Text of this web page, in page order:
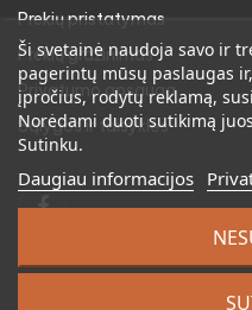
Prekių pristatymas
Prekių gražinimas
Privatumo apsauga
Sąlygos ir taisyklės
Ši svetainė naudoja savo ir
pagerintų mūsų paslaugas
įpročius, rodytų reklamą,
Norėdami duoti sutikimą
Sutinku.
Daugiau informacijos